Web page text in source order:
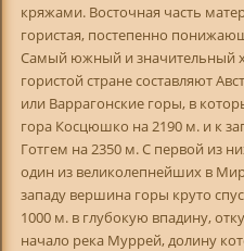
кряжами. Восточная часть
гористая, постепенно
Самый южный и значительный
гористой стране составляют
или Варрагонские горы, в
гора Косцюшко на 2190 м. и к
Готгем на 2350 м. С первой из
один из великолепнейших в
западу вершина горы круто
1000 м. в глубокую впадину,
начало река Муррей, долину